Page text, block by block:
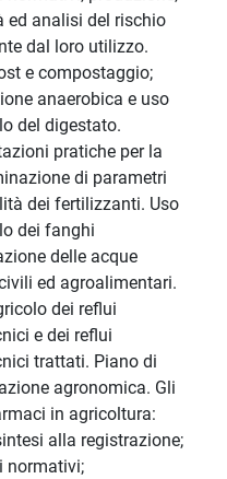
ed analisi del rischio
dal loro utilizzo.
e compostaggio;
anaerobica e uso
del digestato.
pratiche per la
di parametri
dei fertilizzanti. Uso
dei fanghi
delle acque
ed agroalimentari.
dei reflui
e dei reflui
trattati. Piano di
agronomica. Gli
in agricoltura:
alla registrazione;
normativi;